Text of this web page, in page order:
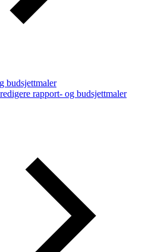
budsjettmaler
rapport- og budsjettmaler